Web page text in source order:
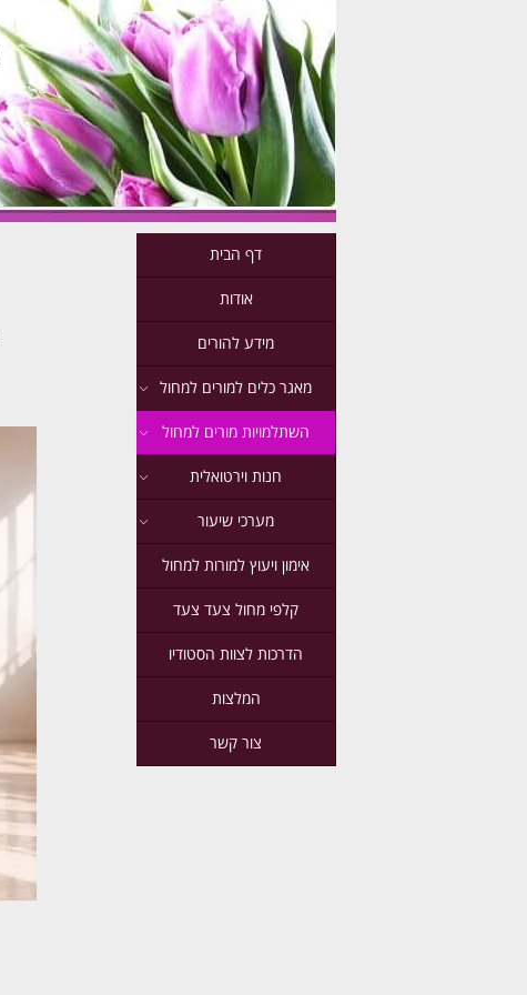
דף הבית
אודות
מידע להורים
מאגר כלים למורים למחול
השתלמויות מורים למחול
חנות וירטואלית
מערכי שיעור
אימון ויעוץ למורות למחול
קלפי מחול צעד צעד
הדרכות לצוות הסטודיו
המלצות
צור קשר